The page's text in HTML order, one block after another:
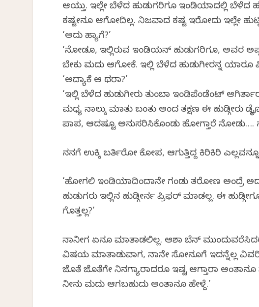
ಆಯ್ತು. ಇಲ್ಲೇ ಬೆಳೆದ ಹುಡುಗರಿಗೂ ಇಂಡಿಯಾದಲ್ಲಿ ಬೆಳೆದ
ಕಷ್ಟವೇನೂ ಆಗೋದಿಲ್ಲ. ನಿಜವಾದ ಕಷ್ಟ ಇರೋದು ಇಲ್ಲೇ
‘ಅದು ಹ್ಯಾಗೆ?’
‘ನೋಡೂ, ಇಲ್ಲಿರುವ ಇಂಡಿಯನ್ ಹುಡುಗರಿಗೂ, ಅವರ
ಬೇಕು ಮದುವೆ ಆಗೋಕೆ. ಇಲ್ಲಿ ಬೆಳೆದ ಹುಡುಗೀರನ್ನ ಯಾರೂ
‘ಅದ್ಯಾಕೆ ಆ ಥರಾ?’
‘ಇಲ್ಲಿ ಬೆಳೆದ ಹುಡುಗೀರು ತುಂಬಾ ಇಂಡಿಪೆಂಡೆಂಟ್
ಮಧ್ಯ ನಾಲ್ಕು ಮಾತು ಬಂತು ಅಂದ ತಕ್ಷಣ ಈ ಹುಡ್ಗೀರು
ಪಾಪ, ಆದಷ್ಟೂ ಅನುಸರಿಸಿಕೊಂಡು ಹೋಗ್ತಾರೆ ನೋಡು….
ನನಗೆ ಉಕ್ಕಿ ಬರ್ತಿರೋ ಕೋಪ, ಆಗುತ್ತಿದ್ದ ಕಿರಿಕಿರಿ
‘ಹೋಗಲಿ ಇಂಡಿಯಾದಿಂದಾನೇ ಗಂಡು ತರೋಣ ಅಂದ್ರೆ
ಹುಡುಗರು ಇಲ್ಲಿನ ಹುಡ್ಗೀರ್ನ ಪ್ರಿಫರ್ ಮಾಡಲ್ಲ. ಈ
ಗೊತ್ತಲ್ಲ?’
ನಾನೀಗ ಏನೂ ಮಾತಾಡಲಿಲ್ಲ. ಆಶಾ ಬೆನ್
ವಿಷಯ ಮಾತಾಡುವಾಗ, ನಾನೇ ಸೋನೂಗೆ ಇದನ್ನೆಲ್ಲ
ಜೊತೆ ಜೊತೆಗೇ ನಿನಗ್ಯಾರಾದರೂ ಇಷ್ಟ ಆಗ್ತಾರಾ
ನೀನು ಮದುವೆ ಆಗಬಹುದು ಅಂತಾನೂ ಹೇಳ್ದೆ.’